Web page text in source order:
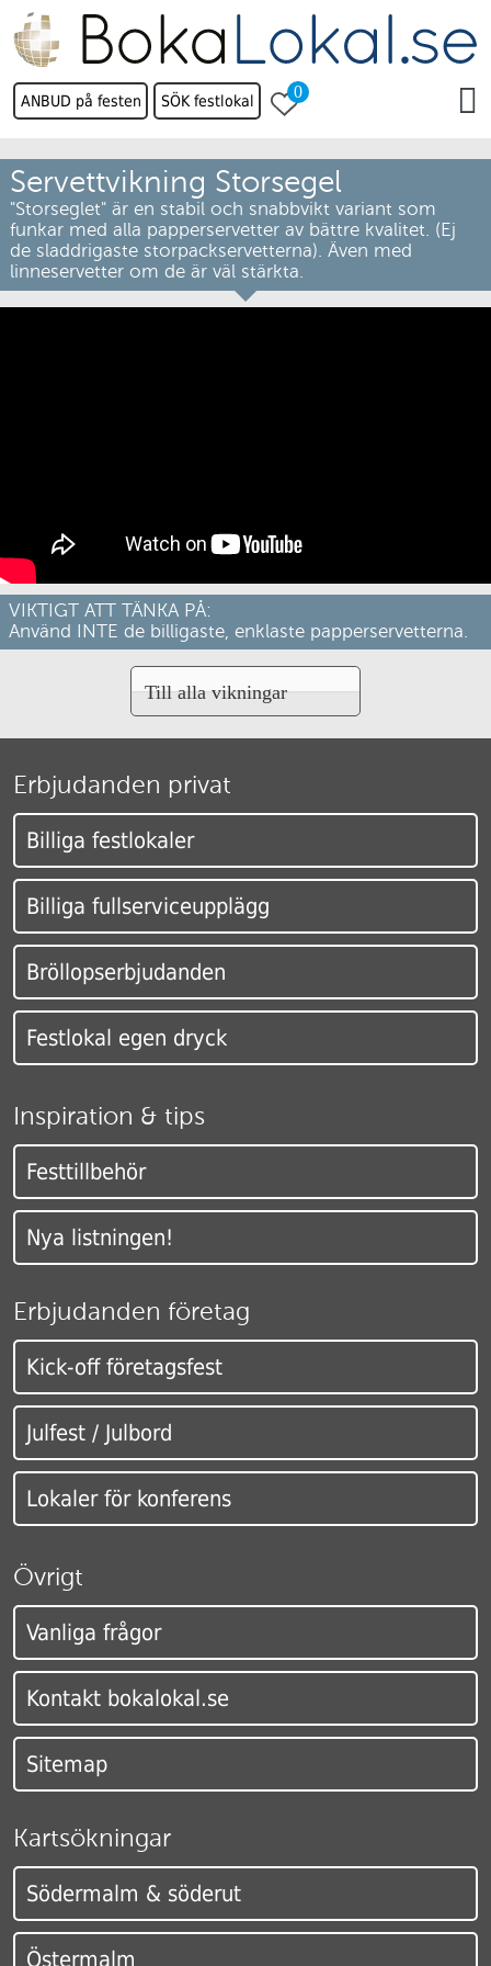
ANBUD på festen SÖK festlokal 0
Servettvikning Storsegel
"Storseglet" är en stabil och snabbvikt variant som
funkar med alla papperservetter av bättre kvalitet. (Ej
de sladdrigaste storpackservetterna). Även med
linneservetter om de är väl stärkta.
VIKTIGT ATT TÄNKA PÅ:
Använd INTE de billigaste, enklaste papperservetterna.
Till alla vikningar
Erbjudanden privat
Billiga festlokaler
Billiga fullserviceupplägg
Bröllopserbjudanden
Festlokal egen dryck
Inspiration & tips
Festtillbehör
Nya listningen!
Erbjudanden företag
Kick-off företagsfest
Julfest / Julbord
Lokaler för konferens
Övrigt
Vanliga frågor
Kontakt bokalokal.se
Sitemap
Kartsökningar
Södermalm & söderut
Östermalm